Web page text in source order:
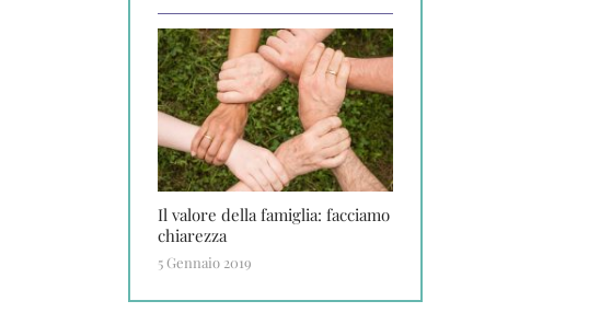
Il valore della famiglia: facciamo
chiarezza
5 Gennaio 2019